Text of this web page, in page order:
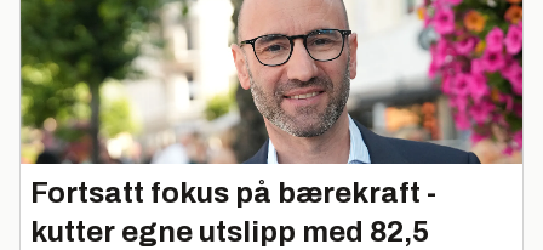
Fortsatt fokus på bærekraft -
kutter egne utslipp med 82,5